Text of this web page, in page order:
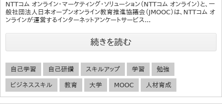
NTTコム オンライン・マーケティング・ソリューション（NTTコム オンライン）と、一
般社団法人日本オープンオンライン教育推進協議会（JMOOC）は、NTTコム オ
ンラインが運営するインターネットアンケートサービス...
続きを読む
自己学習 自己研鑽 スキルアップ 学習 勉強
ビジネススキル 教育 大学 MOOC 人材育成